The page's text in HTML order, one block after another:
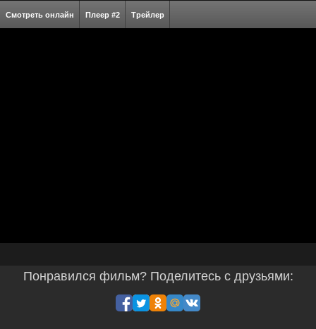
Смотреть онлайн Плеер #2 Трейлер
Понравился фильм? Поделитесь с друзьями: